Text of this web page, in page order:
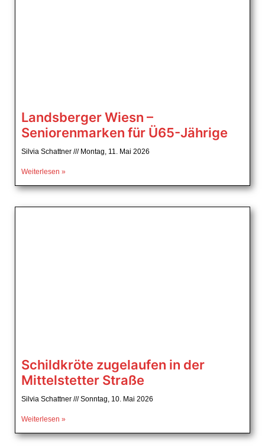
Landsberger Wiesn –
Seniorenmarken für Ü65-Jährige
Silvia Schattner Montag, 11. Mai 2026
Weiterlesen »
Schildkröte zugelaufen in der
Mittelstetter Straße
Silvia Schattner Sonntag, 10. Mai 2026
Weiterlesen »